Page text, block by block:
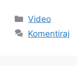
Video
Komentiraj